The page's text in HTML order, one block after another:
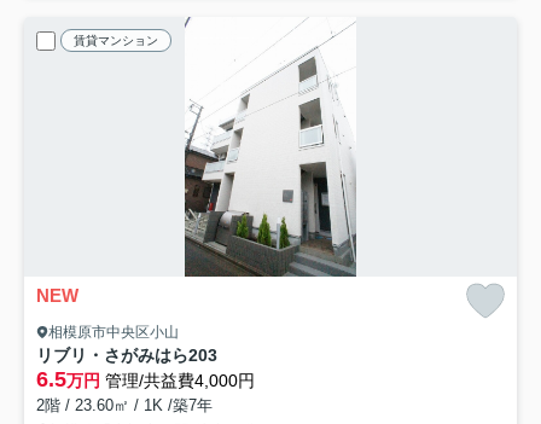
賃貸マンション
NEW
相模原市中央区小山
リブリ・さがみはら203
6.5万円 管理/共益費4,000円
2階 / 23.60㎡ / 1K /築7年